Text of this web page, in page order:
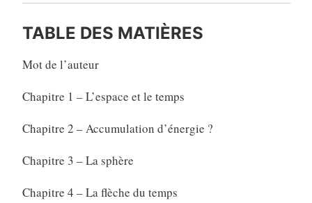
TABLE DES MATIÈRES
Mot de l’auteur
Chapitre 1 – L’espace et le temps
Chapitre 2 – Accumulation d’énergie ?
Chapitre 3 – La sphère
Chapitre 4 – La flèche du temps